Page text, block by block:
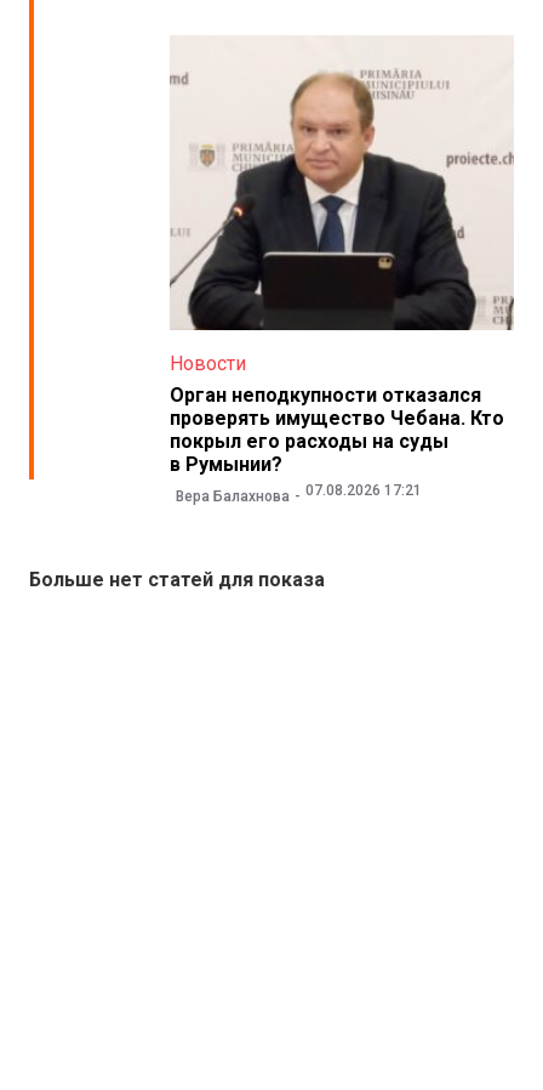
Новости
Орган неподкупности отказался
проверять имущество Чебана. Кто
покрыл его расходы на суды
в Румынии?
Вера Балахнова 07.08.2026 17:21
Больше нет статей для показа